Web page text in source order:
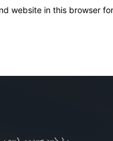
website in this browser